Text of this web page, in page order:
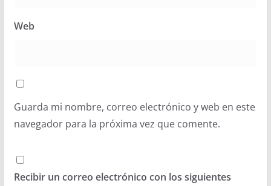
Web
Guarda mi nombre, correo electrónico y web en este
navegador para la próxima vez que comente.
Recibir un correo electrónico con los siguientes